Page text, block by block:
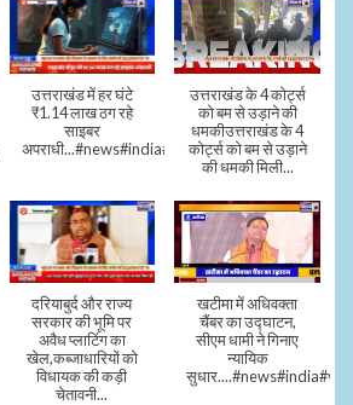
उत्तराखंड में हर घंटे
₹1.14 लाख ठग रहे
साइबर
अपराधी...#news#india#video#viral
उत्तराखंड के 4 कोर्ट्स
को बम से उड़ाने की
धमकीउत्तराखंड के 4
कोर्ट्स को बम से उड़ाने
की धमकी मिली...
दरियाबुर्द और राज्य
सरकार की भूमि पर
अवैध प्लाटिंग का
खेल,कब्जाधारियों को
विधायक की कड़ी
चेतावनी...
खटीमा में अधिवक्ता
चैंबर का उद्घाटन,
सीएम धामी ने गिनाए
न्यायिक